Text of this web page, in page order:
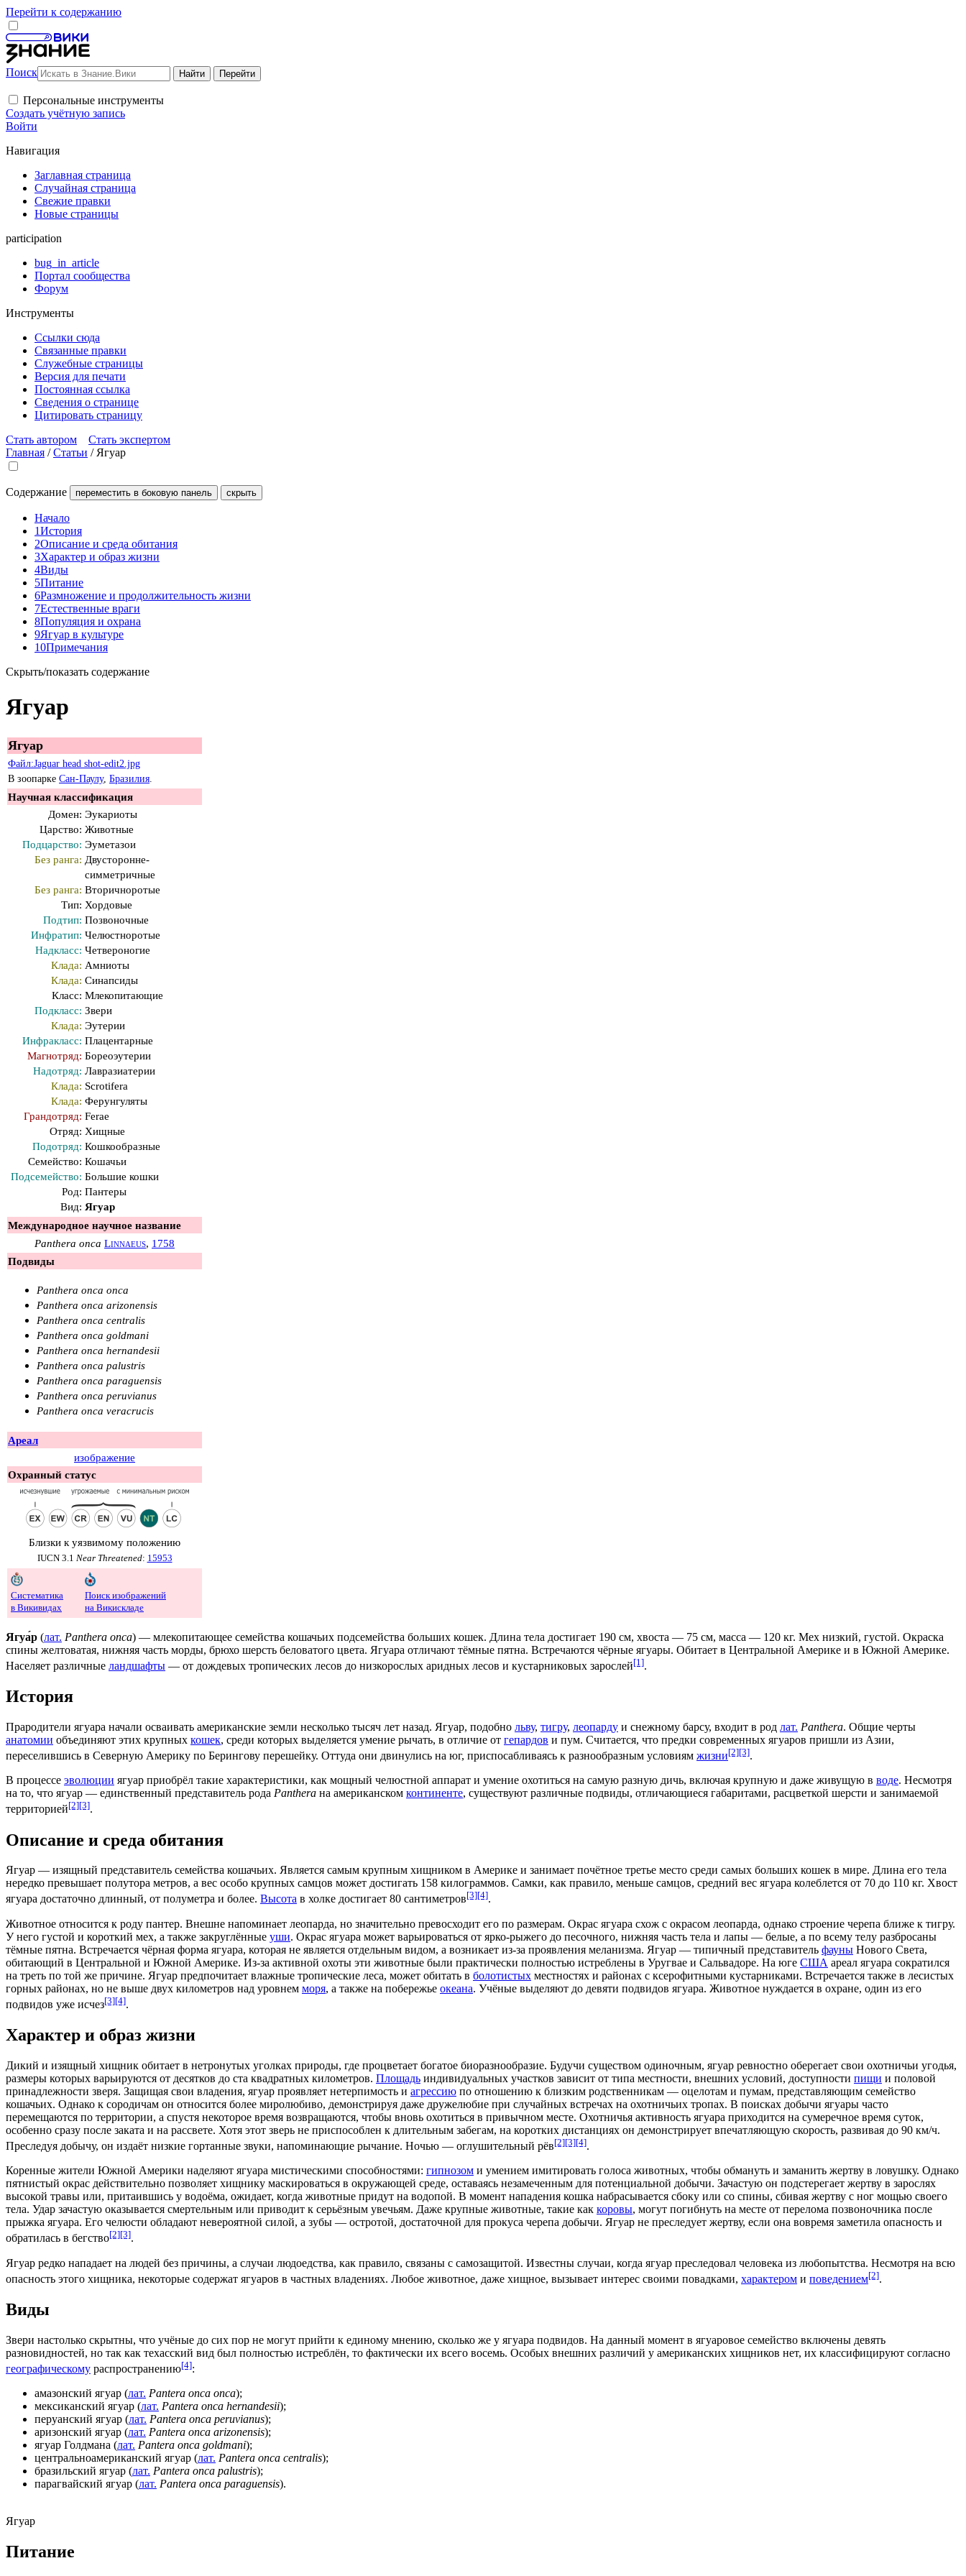
Перейти к содержанию
Поиск
Персональные инструменты
Создать учётную запись
Войти
Навигация
Заглавная страница
Случайная страница
Свежие правки
Новые страницы
participation
bug_in_article
Портал сообщества
Форум
Инструменты
Ссылки сюда
Связанные правки
Служебные страницы
Версия для печати
Постоянная ссылка
Сведения о странице
Цитировать страницу
Стать автором
Стать экспертом
Главная /Статьи / Ягуар
Содержание переместить в боковую панель скрыть
Начало
1История
2Описание и среда обитания
3Характер и образ жизни
4Виды
5Питание
6Размножение и продолжительность жизни
7Естественные враги
8Популяция и охрана
9Ягуар в культуре
10Примечания
Скрыть/показать содержание
Ягуар
Ягуар
Файл:Jaguar head shot-edit2.jpg
В зоопарке Сан-Паулу, Бразилия
Научная классификация
Домен: Эукариоты
Царство: Животные
Подцарство: Эуметазои
Без ранга: Двусторонне-
симметричные
Без ранга: Вторичноротые
Тип: Хордовые
Подтип: Позвоночные
Инфратип: Челюстноротые
Надкласс: Четвероногие
Клада: Амниоты
Клада: Синапсиды
Класс: Млекопитающие
Подкласс: Звери
Клада: Эутерии
Инфракласс: Плацентарные
Магнотряд: Бореоэутерии
Надотряд: Лавразиатерии
Клада: Scrotifera
Клада: Ферунгуляты
Грандотряд: Ferae
Отряд: Хищные
Подотряд: Кошкообразные
Семейство: Кошачьи
Подсемейство: Большие кошки
Род: Пантеры
Вид: Ягуар
Международное научное название
Panthera onca Linnaeus, 1758
Подвиды
Panthera onca onca
Panthera onca arizonensis
Panthera onca centralis
Panthera onca goldmani
Panthera onca hernandesii
Panthera onca palustris
Panthera onca paraguensis
Panthera onca peruvianus
Panthera onca veracrucis
Ареал
изображение
Охранный статус
Близки к уязвимому положению
IUCN3.1 Near Threatened: 15953
Систематика
в Викивидах
Поиск изображений
на Викискладе
Ягуа́р (лат. Panthera onca) — млекопитающее семейства кошачьих подсемейства больших кошек. Длина тела достигает 190 см, хвоста — 75 см, масса — 120 кг. Мех низкий, густой. Окраска
спины желтоватая, нижняя часть морды, брюхо шерсть беловатого цвета. Ягуара отличают тёмные пятна. Встречаются чёрные ягуары. Обитает в Центральной Америке и в Южной Америке.
Населяет различные ландшафты — от дождевых тропических лесов до низкорослых аридных лесов и кустарниковых зарослей[1].
История
Прародители ягуара начали осваивать американские земли несколько тысяч лет назад. Ягуар, подобно льву, тигру, леопарду и снежному барсу, входит в род лат. Panthera. Общие черты
анатомии объединяют этих крупных кошек, среди которых выделяется умение рычать, в отличие от гепардов и пум. Считается, что предки современных ягуаров пришли из Азии,
переселившись в Северную Америку по Берингову перешейку. Оттуда они двинулись на юг, приспосабливаясь к разнообразным условиям жизни[2][3].
В процессе эволюции ягуар приобрёл такие характеристики, как мощный челюстной аппарат и умение охотиться на самую разную дичь, включая крупную и даже живущую в воде. Несмотря
на то, что ягуар — единственный представитель рода Panthera на американском континенте, существуют различные подвиды, отличающиеся габаритами, расцветкой шерсти и занимаемой
территорией[2][3].
Описание и среда обитания
Ягуар — изящный представитель семейства кошачьих. Является самым крупным хищником в Америке и занимает почётное третье место среди самых больших кошек в мире. Длина его тела
нередко превышает полутора метров, а вес особо крупных самцов может достигать 158 килограммов. Самки, как правило, меньше самцов, средний вес ягуара колеблется от 70 до 110 кг. Хвост
ягуара достаточно длинный, от полуметра и более. Высота в холке достигает 80 сантиметров[3][4].
Животное относится к роду пантер. Внешне напоминает леопарда, но значительно превосходит его по размерам. Окрас ягуара схож с окрасом леопарда, однако строение черепа ближе к тигру.
У него густой и короткий мех, а также закруглённые уши. Окрас ягуара может варьироваться от ярко-рыжего до песочного, нижняя часть тела и лапы — белые, а по всему телу разбросаны
тёмные пятна. Встречается чёрная форма ягуара, которая не является отдельным видом, а возникает из-за проявления меланизма. Ягуар — типичный представитель фауны Нового Света,
обитающий в Центральной и Южной Америке. Из-за активной охоты эти животные были практически полностью истреблены в Уругвае и Сальвадоре. На юге США ареал ягуара сократился
на треть по той же причине. Ягуар предпочитает влажные тропические леса, может обитать в болотистых местностях и районах с ксерофитными кустарниками. Встречается также в лесистых
горных районах, но не выше двух километров над уровнем моря, а также на побережье океана. Учёные выделяют до девяти подвидов ягуара. Животное нуждается в охране, один из его
подвидов уже исчез[3][4].
Характер и образ жизни
Дикий и изящный хищник обитает в нетронутых уголках природы, где процветает богатое биоразнообразие. Будучи существом одиночным, ягуар ревностно оберегает свои охотничьи угодья,
размеры которых варьируются от десятков до ста квадратных километров. Площадь индивидуальных участков зависит от типа местности, внешних условий, доступности пищи и половой
принадлежности зверя. Защищая свои владения, ягуар проявляет нетерпимость и агрессию по отношению к близким родственникам — оцелотам и пумам, представляющим семейство
кошачьих. Однако к сородичам он относится более миролюбиво, демонстрируя даже дружелюбие при случайных встречах на охотничьих тропах. В поисках добычи ягуары часто
перемещаются по территории, а спустя некоторое время возвращаются, чтобы вновь охотиться в привычном месте. Охотничья активность ягуара приходится на сумеречное время суток,
особенно сразу после заката и на рассвете. Хотя этот зверь не приспособлен к длительным забегам, на коротких дистанциях он демонстрирует впечатляющую скорость, развивая до 90 км/ч.
Преследуя добычу, он издаёт низкие гортанные звуки, напоминающие рычание. Ночью — оглушительный рёв[2][3][4].
Коренные жители Южной Америки наделяют ягуара мистическими способностями: гипнозом и умением имитировать голоса животных, чтобы обмануть и заманить жертву в ловушку. Однако
пятнистый окрас действительно позволяет хищнику маскироваться в окружающей среде, оставаясь незамеченным для потенциальной добычи. Зачастую он подстерегает жертву в зарослях
высокой травы или, притаившись у водоёма, ожидает, когда животные придут на водопой. В момент нападения кошка набрасывается сбоку или со спины, сбивая жертву с ног мощью своего
тела. Удар зачастую оказывается смертельным или приводит к серьёзным увечьям. Даже крупные животные, такие как коровы, могут погибнуть на месте от перелома позвоночника после
прыжка ягуара. Его челюсти обладают невероятной силой, а зубы — остротой, достаточной для прокуса черепа добычи. Ягуар не преследует жертву, если она вовремя заметила опасность и
обратилась в бегство[2][3].
Ягуар редко нападает на людей без причины, а случаи людоедства, как правило, связаны с самозащитой. Известны случаи, когда ягуар преследовал человека из любопытства. Несмотря на всю
опасность этого хищника, некоторые содержат ягуаров в частных владениях. Любое животное, даже хищное, вызывает интерес своими повадками, характером и поведением[2].
Виды
Звери настолько скрытны, что учёные до сих пор не могут прийти к единому мнению, сколько же у ягуара подвидов. На данный момент в ягуаровое семейство включены девять
разновидностей, но так как техасский вид был полностью истреблён, то фактически их всего восемь. Особых внешних различий у американских хищников нет, их классифицируют согласно
географическому распространению[4]:
амазонский ягуар (лат. Pantera onca onca);
мексиканский ягуар (лат. Pantera onca hernandesii);
перуанский ягуар (лат. Pantera onca peruvianus);
аризонский ягуар (лат. Pantera onca arizonensis);
ягуар Голдмана (лат. Pantera onca goldmani);
центральноамериканский ягуар (лат. Pantera onca centralis);
бразильский ягуар (лат. Pantera onca palustris);
парагвайский ягуар (лат. Pantera onca paraguensis).
Ягуар
Питание